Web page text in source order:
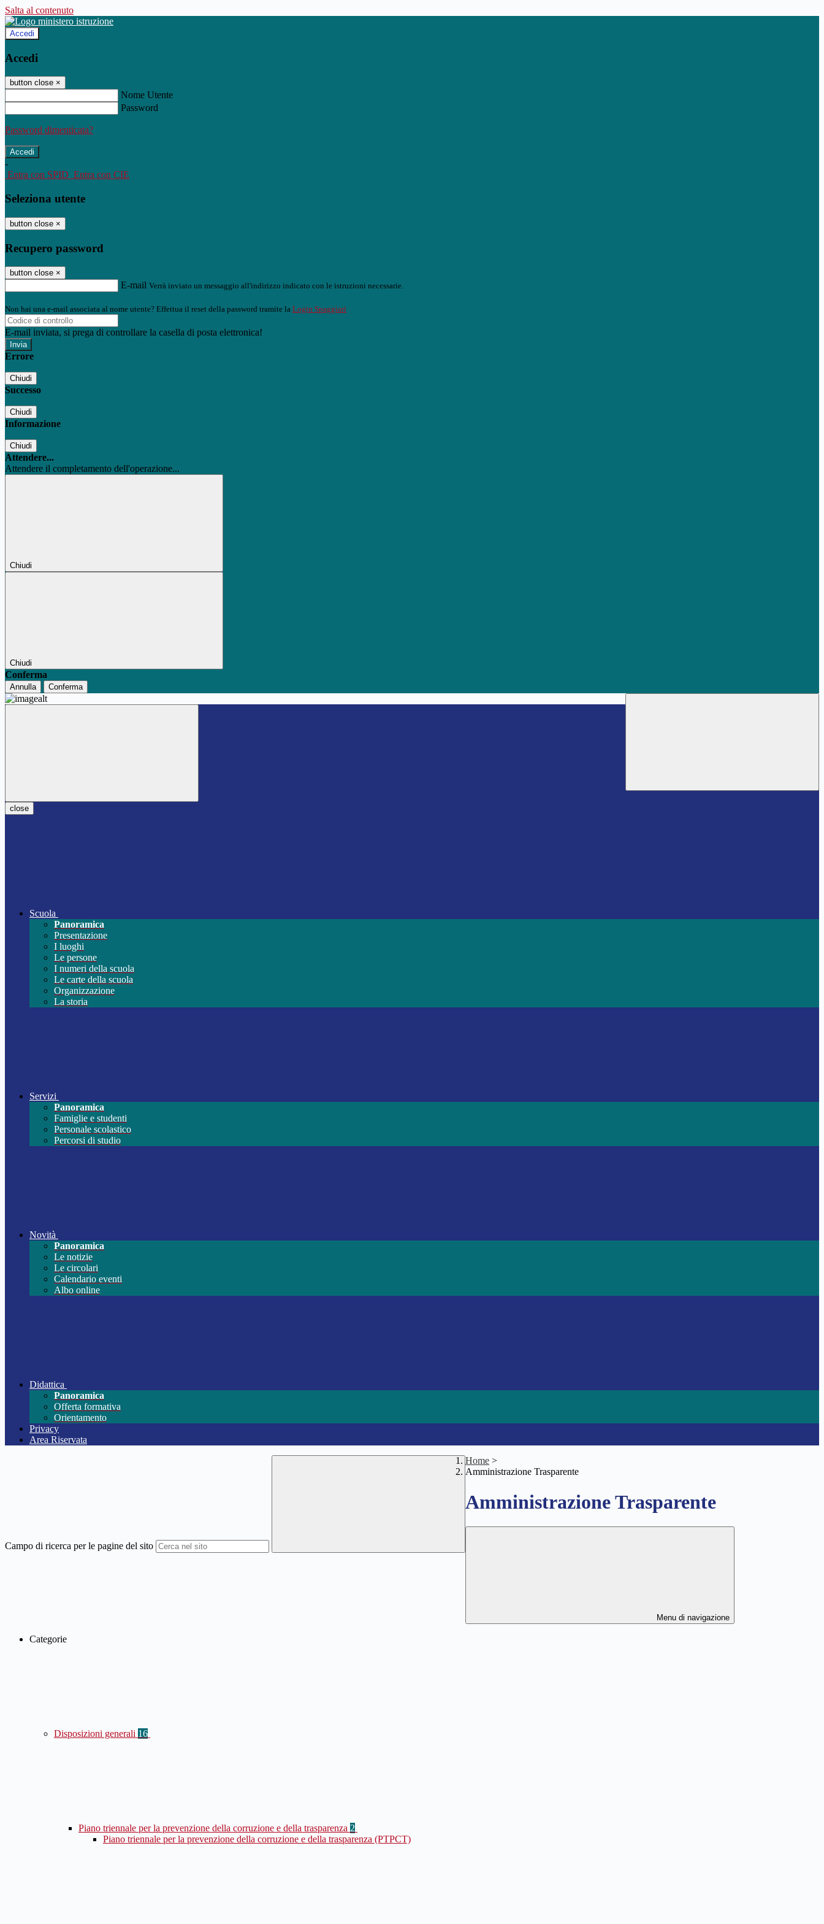
Salta al contenuto
Accedi
Accedi
button close ×
Nome Utente
Password
Password dimenticata?
-
Entra con SPID Entra con CIE
Seleziona utente
button close ×
Recupero password
button close ×
E-mail Verrà inviato un messaggio all'indirizzo indicato con le istruzioni necessarie.
Non hai una e-mail associata al nome utente? Effettua il reset della password tramite la Login Spaggiari
E-mail inviata, si prega di controllare la casella di posta elettronica!
Errore
Chiudi
Successo
Chiudi
Informazione
Chiudi
Attendere...
Attendere il completamento dell'operazione...
Chiudi
Chiudi
Conferma
Annulla Conferma
close
Scuola
Panoramica
Presentazione
I luoghi
Le persone
I numeri della scuola
Le carte della scuola
Organizzazione
La storia
Servizi
Panoramica
Famiglie e studenti
Personale scolastico
Percorsi di studio
Novità
Panoramica
Le notizie
Le circolari
Calendario eventi
Albo online
Didattica
Panoramica
Offerta formativa
Orientamento
Privacy
Area Riservata
Campo di ricerca per le pagine del sito
Home >
Amministrazione Trasparente
Amministrazione Trasparente
Menu di navigazione
Categorie
Disposizioni generali 16
Piano triennale per la prevenzione della corruzione e della trasparenza 2
Piano triennale per la prevenzione della corruzione e della trasparenza (PTPCT)